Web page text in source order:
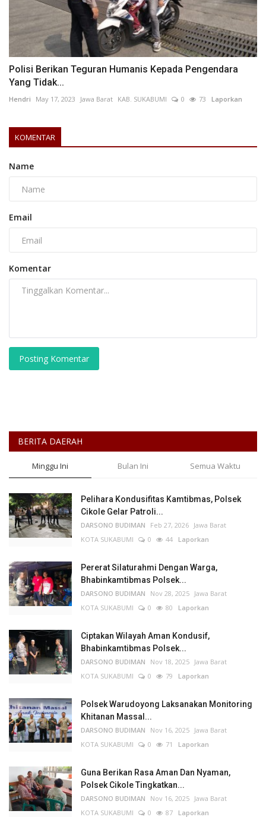
Polisi Berikan Teguran Humanis Kepada Pengendara
Yang Tidak...
Hendri May 17, 2023 Jawa Barat KAB. SUKABUMI 0 73 Laporkan
KOMENTAR
Name
Email
Komentar
Posting Komentar
BERITA DAERAH
Minggu Ini Bulan Ini Semua Waktu
Pelihara Kondusifitas Kamtibmas, Polsek
Cikole Gelar Patroli...
DARSONO BUDIMAN Feb 27, 2026 Jawa Barat
KOTA SUKABUMI
0 44 Laporkan
Pererat Silaturahmi Dengan Warga,
Bhabinkamtibmas Polsek...
DARSONO BUDIMAN Nov 28, 2025 Jawa Barat
KOTA SUKABUMI
0 80 Laporkan
Ciptakan Wilayah Aman Kondusif,
Bhabinkamtibmas Polsek...
DARSONO BUDIMAN Nov 18, 2025 Jawa Barat
KOTA SUKABUMI
0 79 Laporkan
Polsek Warudoyong Laksanakan Monitoring
Khitanan Massal...
DARSONO BUDIMAN Nov 16, 2025 Jawa Barat
KOTA SUKABUMI
0 71 Laporkan
Guna Berikan Rasa Aman Dan Nyaman,
Polsek Cikole Tingkatkan...
DARSONO BUDIMAN Nov 16, 2025 Jawa Barat
KOTA SUKABUMI
0 87 Laporkan